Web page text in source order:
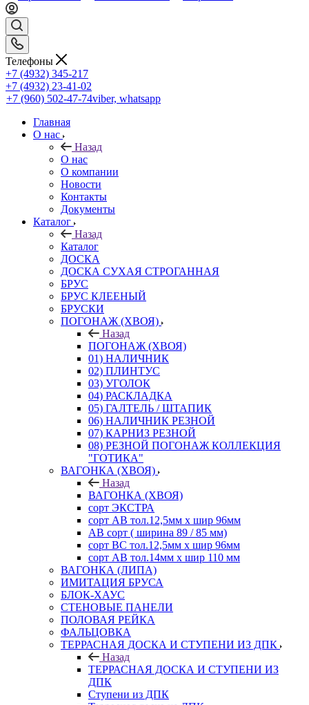
Телефоны
+7 (4932) 345-217
+7 (4932) 23-41-02
+7 (960) 502-47-74viber, whatsapp
Главная
О нас
Назад
О нас
О компании
Новости
Контакты
Документы
Каталог
Назад
Каталог
ДОСКА
ДОСКА СУХАЯ СТРОГАННАЯ
БРУС
БРУС КЛЕЕНЫЙ
БРУСКИ
ПОГОНАЖ (ХВОЯ)
Назад
ПОГОНАЖ (ХВОЯ)
01) НАЛИЧНИК
02) ПЛИНТУС
03) УГОЛОК
04) РАСКЛАДКА
05) ГАЛТЕЛЬ / ШТАПИК
06) НАЛИЧНИК РЕЗНОЙ
07) КАРНИЗ РЕЗНОЙ
08) РЕЗНОЙ ПОГОНАЖ КОЛЛЕКЦИЯ
"ГОТИКА"
ВАГОНКА (ХВОЯ)
Назад
ВАГОНКА (ХВОЯ)
сорт ЭКСТРА
сорт АВ тол.12,5мм х шир 96мм
АВ сорт ( ширина 89 / 85 мм)
сорт ВС тол.12,5мм х шир 96мм
сорт АВ тол.14мм х шир 110 мм
ВАГОНКА (ЛИПА)
ИМИТАЦИЯ БРУСА
БЛОК-ХАУС
СТЕНОВЫЕ ПАНЕЛИ
ПОЛОВАЯ РЕЙКА
ФАЛЬЦОВКА
ТЕРРАСНАЯ ДОСКА И СТУПЕНИ ИЗ ДПК
Назад
ТЕРРАСНАЯ ДОСКА И СТУПЕНИ ИЗ
ДПК
Ступени из ДПК